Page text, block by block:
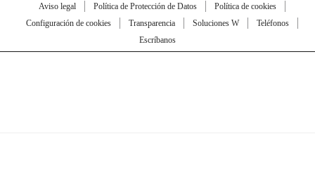
Aviso legal Política de Protección de Datos
Política de cookies
Configuración de cookies
Transparencia Soluciones W
Teléfonos
Escríbanos